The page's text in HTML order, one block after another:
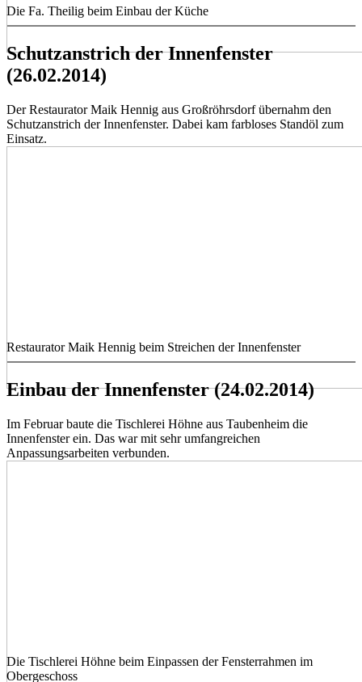
Die Fa. Theilig beim Einbau der Küche
Schutzanstrich der Innenfenster
(26.02.2014)
Der Restaurator Maik Hennig aus Großröhrsdorf übernahm den
Schutzanstrich der Innenfenster. Dabei kam farbloses Standöl zum
Einsatz.
Restaurator Maik Hennig beim Streichen der Innenfenster
Einbau der Innenfenster (24.02.2014)
Im Februar baute die Tischlerei Höhne aus Taubenheim die
Innenfenster ein. Das war mit sehr umfangreichen
Anpassungsarbeiten verbunden.
Die Tischlerei Höhne beim Einpassen der Fensterrahmen im
Obergeschoss